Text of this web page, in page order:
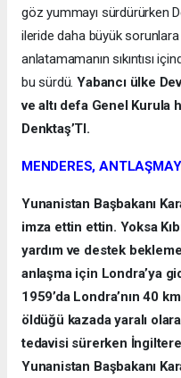
göz yummayı sürdürürken
ileride daha büyük sorunlara
anlatamamanın sıkıntısı
bu sürdü.Yabancı ülke
ve altı defa Genel Kurula
Denktaş’TI.
MENDERES,
Yunanistan Başbakanı
imza ettin ettin. Yoksa
yardım ve destek
anlaşma için Londra’ya
1959’da Londra’nın 40
öldüğü kazada yaralı
tedavisi sürerken
Yunanistan Başbakanı